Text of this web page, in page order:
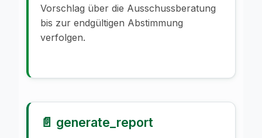
Vorschlag über die Ausschussberatung
bis zur endgültigen Abstimmung
verfolgen.
📄 generate_report